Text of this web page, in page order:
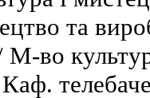
та
М-во
Каф.